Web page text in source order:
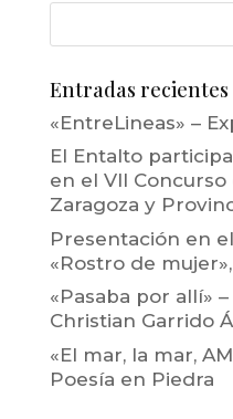
Entradas recientes
«EntreLineas» –
El Entalto
en el VII
Zaragoza y
Presentación en
«Rostro de
«Pasaba por allí»
Christian Garrido
«El mar, la mar,
Poesía en Piedra